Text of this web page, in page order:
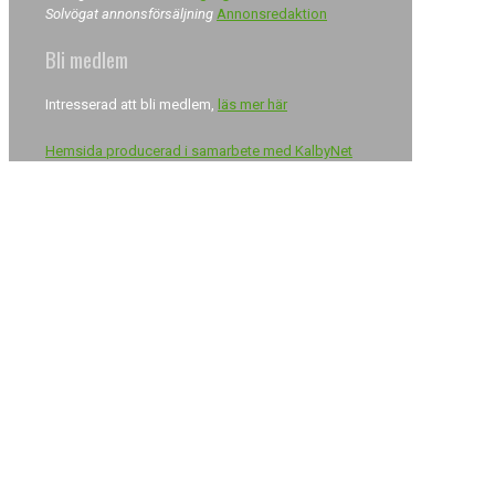
Solvögat annonsförsäljning Annonsredaktion
Bli medlem
Intresserad att bli medlem, läs mer här
Hemsida producerad i samarbete med KalbyNet